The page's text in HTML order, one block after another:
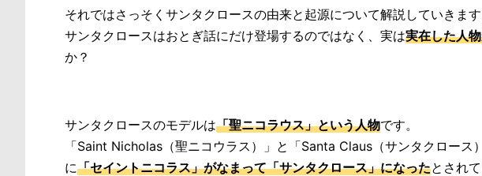
それではさっそくサンタクロースの由来と起源について解説していきます
サンタクロースはおとぎ話にだけ登場するのではなく、実は実在した人
か？
サンタクロースのモデルは「聖ニコラウス」という人物です。
「Saint Nicholas（聖ニコウラス）」と「Santa Claus（サンタクロース
に「セイントニコラス」がなまって「サンタクロース」になったとされて